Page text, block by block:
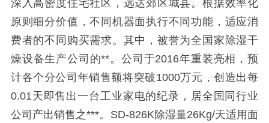
深入高密度住宅社区，远达郊区城县。根据效率化
原则细分价值，不同机器面执行不同功能，适应消
费者的不同购买需求。其中，被誉为全国家除湿干
燥设备生产公司的**。公司于2016年重装亮相，预
计各个分公司年销售额将突破1000万元，创造出每
0.01天即售出一台工业家电的纪录，居全国同行业
公司产出销售之***。SD-826K除湿量26Kg/天适用面